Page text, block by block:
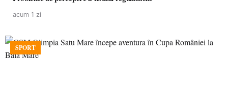
acum 1 zi
SPORT